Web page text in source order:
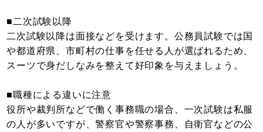
■二次試験以降
二次試験以降は面接などを受けます。公務員試験では国
や都道府県、市町村の仕事を任せる人が選ばれるため、
スーツで身だしなみを整えて好印象を与えましょう。
■職種による違いに注意
役所や裁判所などで働く事務職の場合、一次試験は私服
の人が多いですが、警察官や警察事務、自衛官などの公